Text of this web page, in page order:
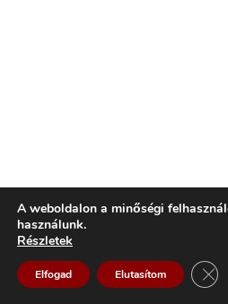
A weboldalon a minőségi
használunk.
Részletek
Elfogad Elutasítom